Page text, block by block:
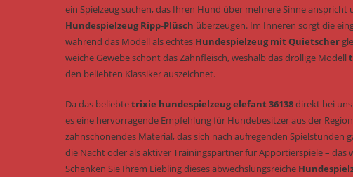
ein Spielzeug suchen, das Ihren Hund über mehrere Sinne
Hundespielzeug Ripp-Plüsch überzeugen. Im Inneren sorgt die
während das Modell als echtes Hundespielzeug mit Quietscher
weiche Gewebe schont das Zahnfleisch, weshalb das drollige Modell
den beliebten Klassiker auszeichnet.
Da das beliebtetrixie hundespielzeug elefant 36138direkt bei
es eine hervorragende Empfehlung für Hundebesitzer aus der
zahnschonendes Material, das sich nach aufregenden
die Nacht oder als aktiver Trainingspartner für Apportierspiele – das
Schenken Sie Ihrem Liebling dieses abwechslungsreiche